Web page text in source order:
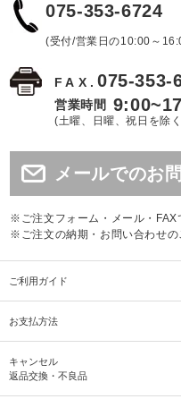
075-353-6724
(受付/営業日の10:00～
FAX.075-353-
営業時間
(土曜、日曜、祝日を除
メールでのお
※ご注文フォーム・メール・FAX
※ご注文の納期・お問い合わせ
ご利用ガイド
お支払方法
キャンセル
返品交換・不良品